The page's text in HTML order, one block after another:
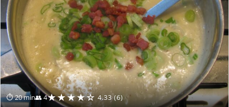
⏱ 20 min👥 4★★★★☆ 4.33 (6)